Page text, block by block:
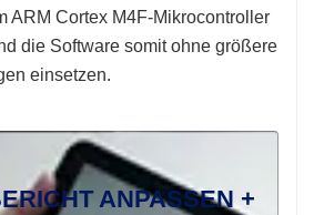
ARM Cortex M4F-Mikrocontroller
die Software somit ohne größere
einsetzen.
ANPASSEN +